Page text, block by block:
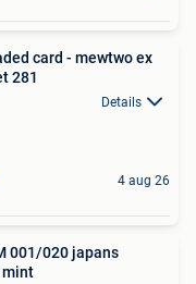
card - mewtwo ex
281
Details
4 aug 26
001/020 japans
mint